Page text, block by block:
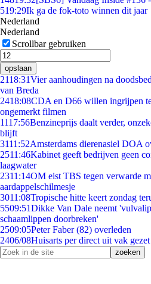
519:29Ik ga de fok-toto winnen dit jaar
Nederland
Nederland
Scrollbar gebruiken
opslaan
2118:31Vier aanhoudingen na
van Breda
2418:08CDA en D66 willen ingrijpen
ongemerkt filmen
1117:56Benzineprijs daalt verder,
blijft
3111:52Amsterdams dierenasiel DOA
2511:46Kabinet geeft bedrijven geen
laagwater
2311:14OM eist TBS tegen verwarde
aardappelschilmesje
3011:08Tropische hitte keert zondag
5509:51Dikke Van Dale neemt
schaamlippen doorbreken'
2509:05Peter Faber (82) overleden
2406/08Huisarts per direct uit vak